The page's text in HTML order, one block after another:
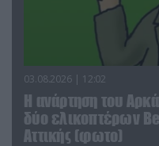
03.08.2026 | 12:02
Η ανάρτηση του
δύο ελικοπτέρων
Αττικής (φωτο)